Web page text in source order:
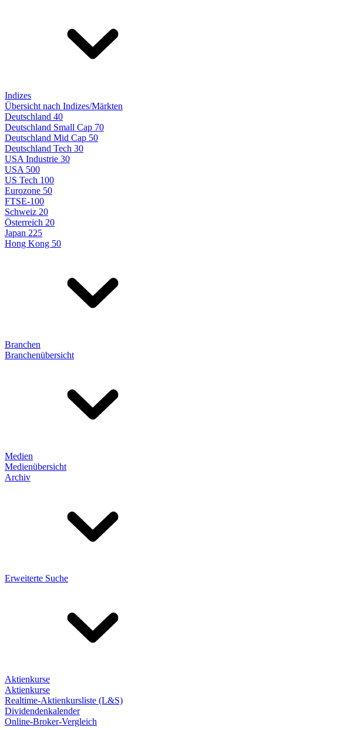
Indizes
Übersicht nach Indizes/Märkten
Deutschland 40
Deutschland Small Cap 70
Deutschland Mid Cap 50
Deutschland Tech 30
USA Industrie 30
USA 500
US Tech 100
Eurozone 50
FTSE-100
Schweiz 20
Österreich 20
Japan 225
Hong Kong 50
Branchen
Branchenübersicht
Medien
Medienübersicht
Archiv
Erweiterte Suche
Aktienkurse
Aktienkurse
Realtime-Aktienkursliste (L&S)
Dividendenkalender
Online-Broker-Vergleich